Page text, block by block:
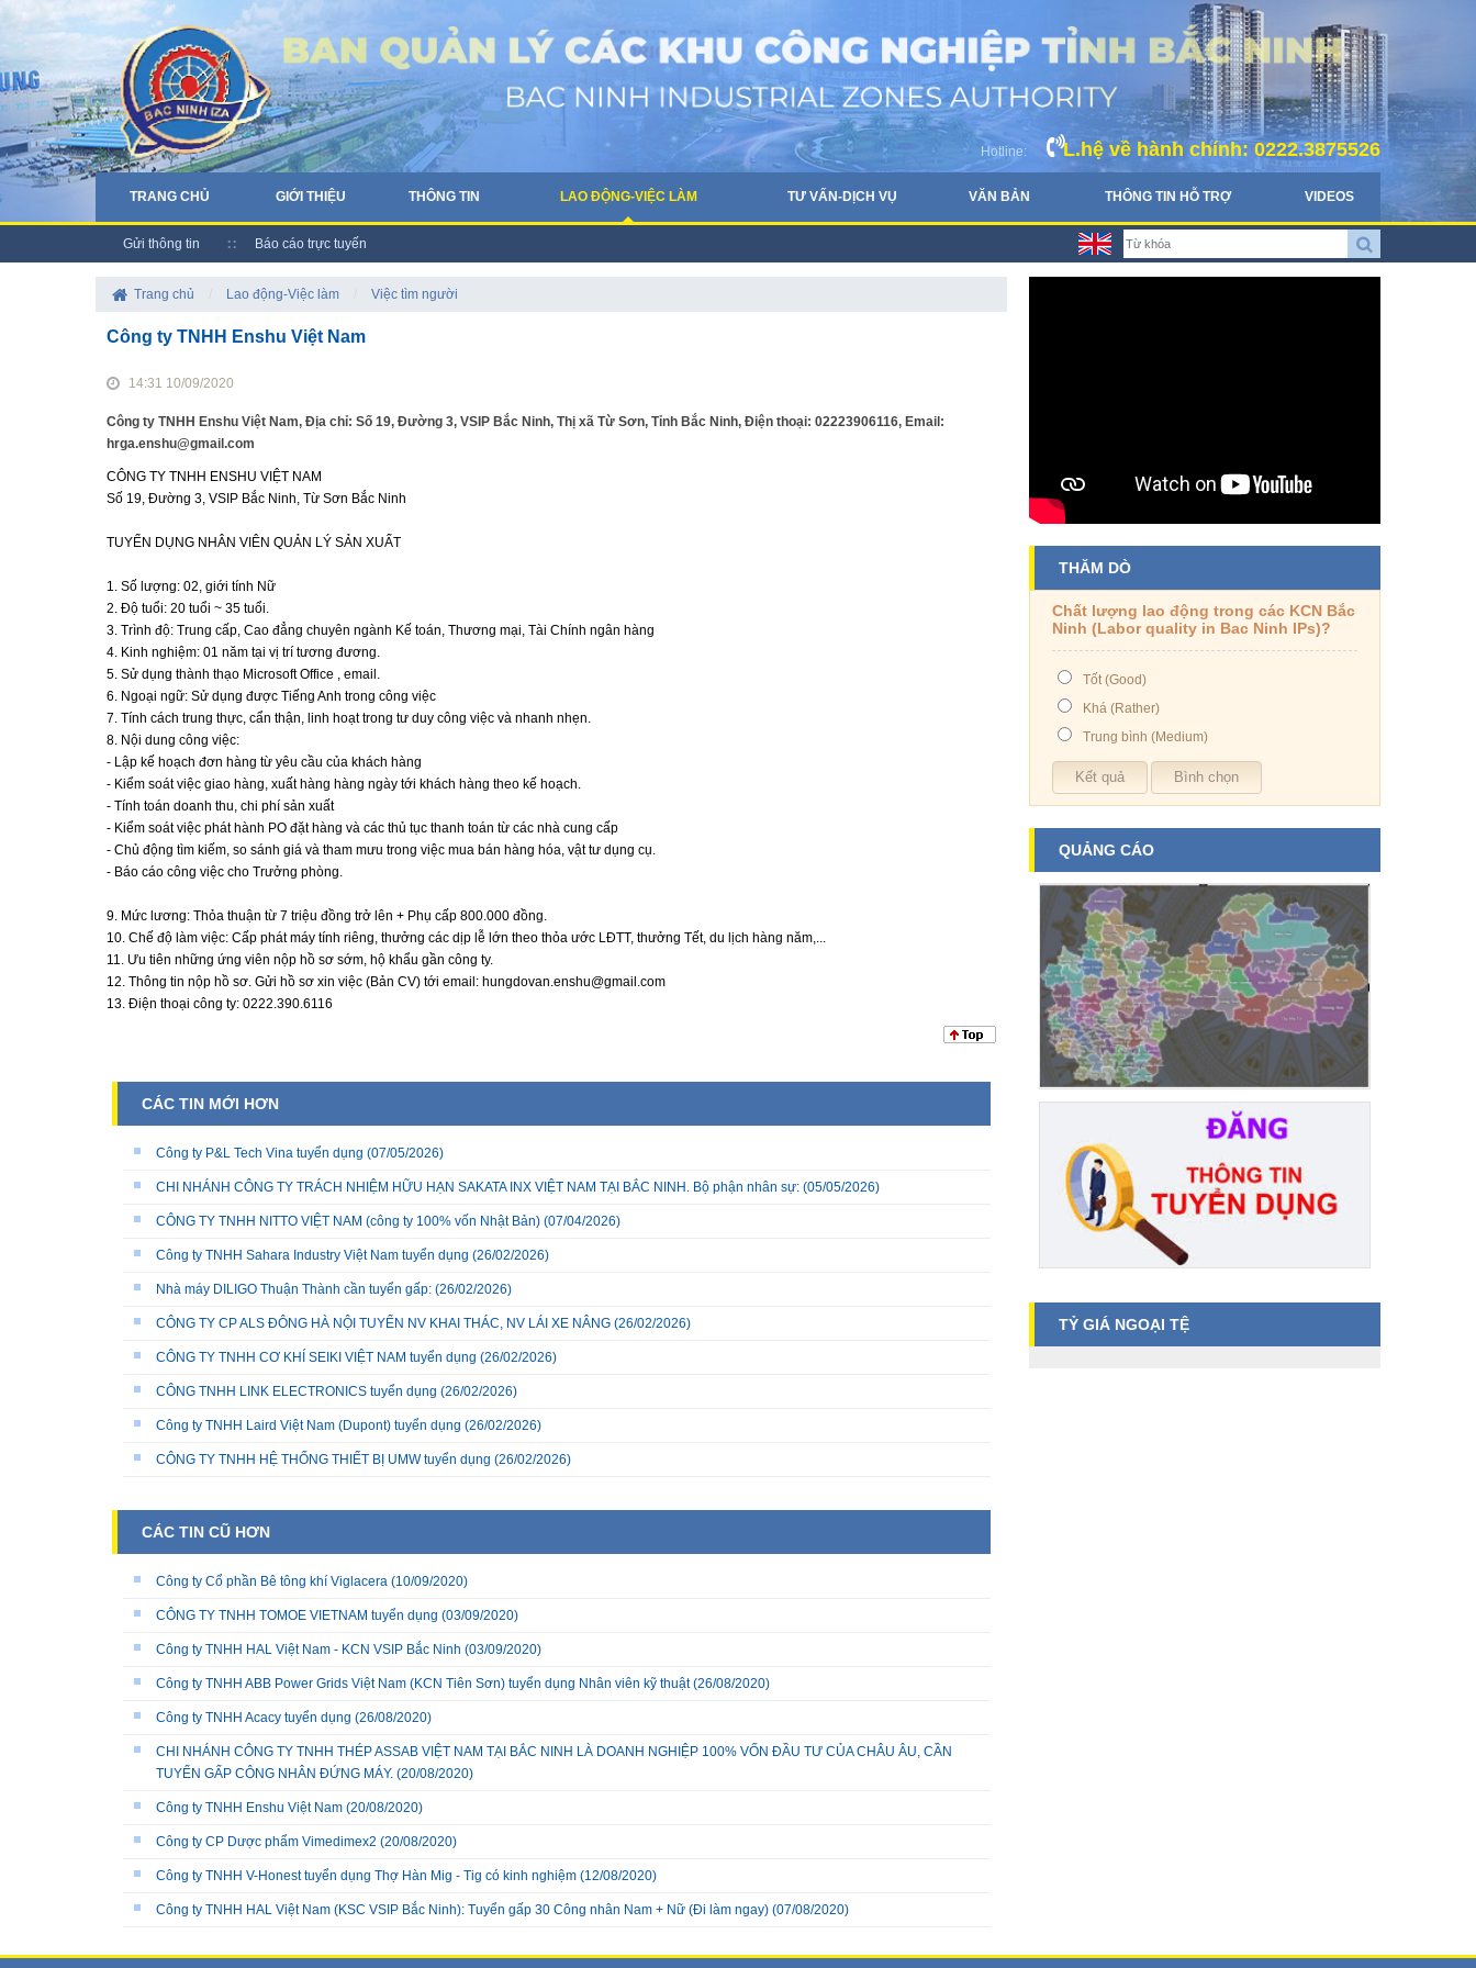
Hotline: L.hệ về hành chính: 0222.3875526
TRANG CHỦ GIỚI THIỆU THÔNG TIN LAO ĐỘNG-VIỆC LÀM TƯ VẤN-DỊCH VỤ VĂN BẢN THÔNG TIN HỖ TRỢ VIDEOS
Gửi thông tin Báo cáo trực tuyến
Trang chủ Lao động-Việc làm Việc tìm người
Công ty TNHH Enshu Việt Nam
14:31 10/09/2020
Công ty TNHH Enshu Việt Nam, Địa chỉ: Số 19, Đường 3, VSIP Bắc Ninh, Thị xã Từ Sơn, Tỉnh Bắc Ninh, Điện thoại: 02223906116, Email:
hrga.enshu@gmail.com
CÔNG TY TNHH ENSHU VIỆT NAM
Số 19, Đường 3, VSIP Bắc Ninh, Từ Sơn Bắc Ninh
TUYỂN DỤNG NHÂN VIÊN QUẢN LÝ SẢN XUẤT
1. Số lượng: 02, giới tính Nữ
2. Độ tuổi: 20 tuổi ~ 35 tuổi.
3. Trình độ: Trung cấp, Cao đẳng chuyên ngành Kế toán, Thương mại, Tài Chính ngân hàng
4. Kinh nghiệm: 01 năm tại vị trí tương đương.
5. Sử dụng thành thạo Microsoft Office , email.
6. Ngoại ngữ: Sử dụng được Tiếng Anh trong công việc
7. Tính cách trung thực, cẩn thận, linh hoạt trong tư duy công việc và nhanh nhẹn.
8. Nội dung công việc:
- Lập kế hoạch đơn hàng từ yêu cầu của khách hàng
- Kiểm soát việc giao hàng, xuất hàng hàng ngày tới khách hàng theo kế hoạch.
- Tính toán doanh thu, chi phí sản xuất
- Kiểm soát việc phát hành PO đặt hàng và các thủ tục thanh toán từ các nhà cung cấp
- Chủ động tìm kiếm, so sánh giá và tham mưu trong việc mua bán hàng hóa, vật tư dụng cụ.
- Báo cáo công việc cho Trưởng phòng.
9. Mức lương: Thỏa thuận từ 7 triệu đồng trở lên + Phụ cấp 800.000 đồng.
10. Chế độ làm việc: Cấp phát máy tính riêng, thưởng các dịp lễ lớn theo thỏa ước LĐTT, thưởng Tết, du lịch hàng năm,...
11. Ưu tiên những ứng viên nộp hồ sơ sớm, hộ khẩu gần công ty.
12. Thông tin nộp hồ sơ. Gửi hồ sơ xin việc (Bản CV) tới email: hungdovan.enshu@gmail.com
13. Điện thoại công ty: 0222.390.6116
CÁC TIN MỚI HƠN
Công ty P&L Tech Vina tuyển dụng (07/05/2026)
CHI NHÁNH CÔNG TY TRÁCH NHIỆM HỮU HẠN SAKATA INX VIỆT NAM TẠI BẮC NINH. Bộ phận nhân sự: (05/05/2026)
CÔNG TY TNHH NITTO VIỆT NAM (công ty 100% vốn Nhật Bản) (07/04/2026)
Công ty TNHH Sahara Industry Việt Nam tuyển dụng (26/02/2026)
Nhà máy DILIGO Thuận Thành cần tuyển gấp: (26/02/2026)
CÔNG TY CP ALS ĐÔNG HÀ NỘI TUYỂN NV KHAI THÁC, NV LÁI XE NÂNG (26/02/2026)
CÔNG TY TNHH CƠ KHÍ SEIKI VIỆT NAM tuyển dụng (26/02/2026)
CÔNG TNHH LINK ELECTRONICS tuyển dụng (26/02/2026)
Công ty TNHH Laird Việt Nam (Dupont) tuyển dụng (26/02/2026)
CÔNG TY TNHH HỆ THỐNG THIẾT BỊ UMW tuyển dụng (26/02/2026)
CÁC TIN CŨ HƠN
Công ty Cổ phần Bê tông khí Viglacera (10/09/2020)
CÔNG TY TNHH TOMOE VIETNAM tuyển dụng (03/09/2020)
Công ty TNHH HAL Việt Nam - KCN VSIP Bắc Ninh (03/09/2020)
Công ty TNHH ABB Power Grids Việt Nam (KCN Tiên Sơn) tuyển dụng Nhân viên kỹ thuật(26/08/2020)
Công ty TNHH Acacy tuyển dụng (26/08/2020)
CHI NHÁNH CÔNG TY TNHH THÉP ASSAB VIỆT NAM TẠI BẮC NINH LÀ DOANH NGHIỆP 100% VỐN ĐẦU TƯ CỦA CHÂU ÂU, CẦN
TUYỂN GẤP CÔNG NHÂN ĐỨNG MÁY. (20/08/2020)
Công ty TNHH Enshu Việt Nam (20/08/2020)
Công ty CP Dược phẩm Vimedimex2 (20/08/2020)
Công ty TNHH V-Honest tuyển dụng Thợ Hàn Mig - Tig có kinh nghiệm (12/08/2020)
Công ty TNHH HAL Việt Nam (KSC VSIP Bắc Ninh): Tuyển gấp 30 Công nhân Nam + Nữ (Đi làm ngay) (07/08/2020)
THĂM DÒ
Chất lượng lao động trong các KCN Bắc
Ninh (Labor quality in Bac Ninh IPs)?
Tốt (Good)
Khá (Rather)
Trung bình (Medium)
QUẢNG CÁO
TỶ GIÁ NGOẠI TỆ